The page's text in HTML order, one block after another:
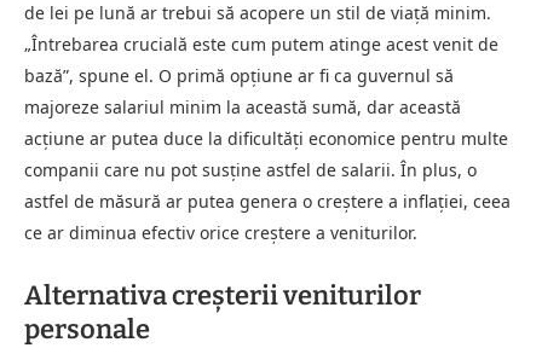
de lei pe lună ar trebui să acopere un stil de viață minim.
„Întrebarea crucială este cum putem atinge acest venit de
bază”, spune el. O primă opțiune ar fi ca guvernul să
majoreze salariul minim la această sumă, dar această
acțiune ar putea duce la dificultăți economice pentru multe
companii care nu pot susține astfel de salarii. În plus, o
astfel de măsură ar putea genera o creștere a inflației, ceea
ce ar diminua efectiv orice creștere a veniturilor.
Alternativa creșterii veniturilor
personale